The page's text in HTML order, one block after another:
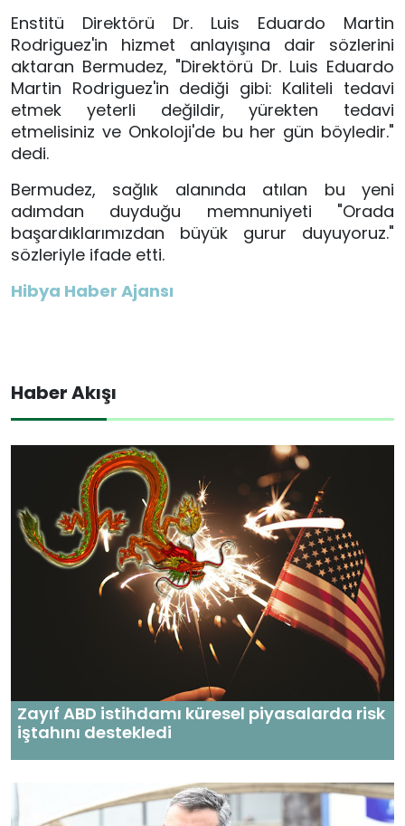
Enstitü Direktörü Dr. Luis Eduardo Martin
Rodriguez'in hizmet anlayışına dair sözlerini
aktaran Bermudez, "Direktörü Dr. Luis Eduardo
Martin Rodriguez'in dediği gibi: Kaliteli tedavi
etmek yeterli değildir, yürekten tedavi
etmelisiniz ve Onkoloji'de bu her gün böyledir."
dedi.
Bermudez, sağlık alanında atılan bu yeni
adımdan duyduğu memnuniyeti "Orada
başardıklarımızdan büyük gurur duyuyoruz."
sözleriyle ifade etti.
Hibya Haber Ajansı
Haber Akışı
Zayıf ABD istihdamı küresel piyasalarda risk
iştahını destekledi